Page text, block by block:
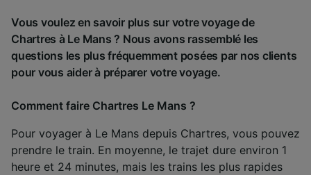
Vous voulez en savoir plus sur votre voyage de
Chartres à Le Mans ? Nous avons rassemblé les
questions les plus fréquemment posées par nos clients
pour vous aider à préparer votre voyage.
Comment faire Chartres Le Mans ?
Pour voyager à Le Mans depuis Chartres, vous pouvez
prendre le train. En moyenne, le trajet dure environ 1
heure et 24 minutes, mais les trains les plus rapides